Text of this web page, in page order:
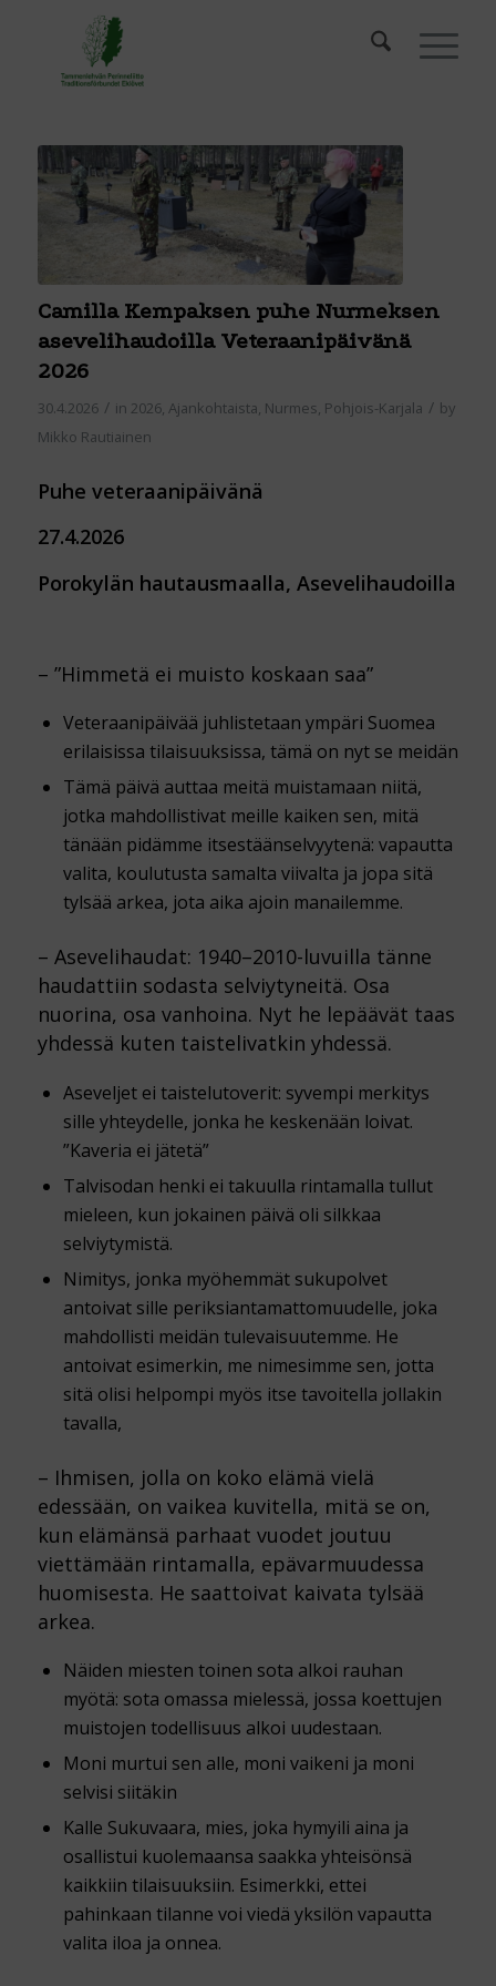
Camilla Kempaksen puhe Nurmeksen
asevelihaudoilla Veteraanipäivänä
2026
30.4.2026 / in 2026, Ajankohtaista, Nurmes, Pohjois-Karjala / by
Mikko Rautiainen
Puhe veteraanipäivänä
27.4.2026
Porokylän hautausmaalla, Asevelihaudoilla
– ”Himmetä ei muisto koskaan saa”
Veteraanipäivää juhlistetaan ympäri Suomea
erilaisissa tilaisuuksissa, tämä on nyt se meidän
Tämä päivä auttaa meitä muistamaan niitä,
jotka mahdollistivat meille kaiken sen, mitä
tänään pidämme itsestäänselvyytenä: vapautta
valita, koulutusta samalta viivalta ja jopa sitä
tylsää arkea, jota aika ajoin manailemme.
– Asevelihaudat: 1940–2010-luvuilla tänne
haudattiin sodasta selviytyneitä. Osa
nuorina, osa vanhoina. Nyt he lepäävät taas
yhdessä kuten taistelivatkin yhdessä.
Aseveljet ei taistelutoverit: syvempi merkitys
sille yhteydelle, jonka he keskenään loivat.
”Kaveria ei jätetä”
Talvisodan henki ei takuulla rintamalla tullut
mieleen, kun jokainen päivä oli silkkaa
selviytymistä.
Nimitys, jonka myöhemmät sukupolvet
antoivat sille periksiantamattomuudelle, joka
mahdollisti meidän tulevaisuutemme. He
antoivat esimerkin, me nimesimme sen, jotta
sitä olisi helpompi myös itse tavoitella jollakin
tavalla,
– Ihmisen, jolla on koko elämä vielä
edessään, on vaikea kuvitella, mitä se on,
kun elämänsä parhaat vuodet joutuu
viettämään rintamalla, epävarmuudessa
huomisesta. He saattoivat kaivata tylsää
arkea.
Näiden miesten toinen sota alkoi rauhan
myötä: sota omassa mielessä, jossa koettujen
muistojen todellisuus alkoi uudestaan.
Moni murtui sen alle, moni vaikeni ja moni
selvisi siitäkin
Kalle Sukuvaara, mies, joka hymyili aina ja
osallistui kuolemaansa saakka yhteisönsä
kaikkiin tilaisuuksiin. Esimerkki, ettei
pahinkaan tilanne voi viedä yksilön vapautta
valita iloa ja onnea.